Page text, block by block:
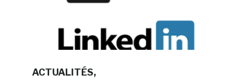
ACTUALITÉS